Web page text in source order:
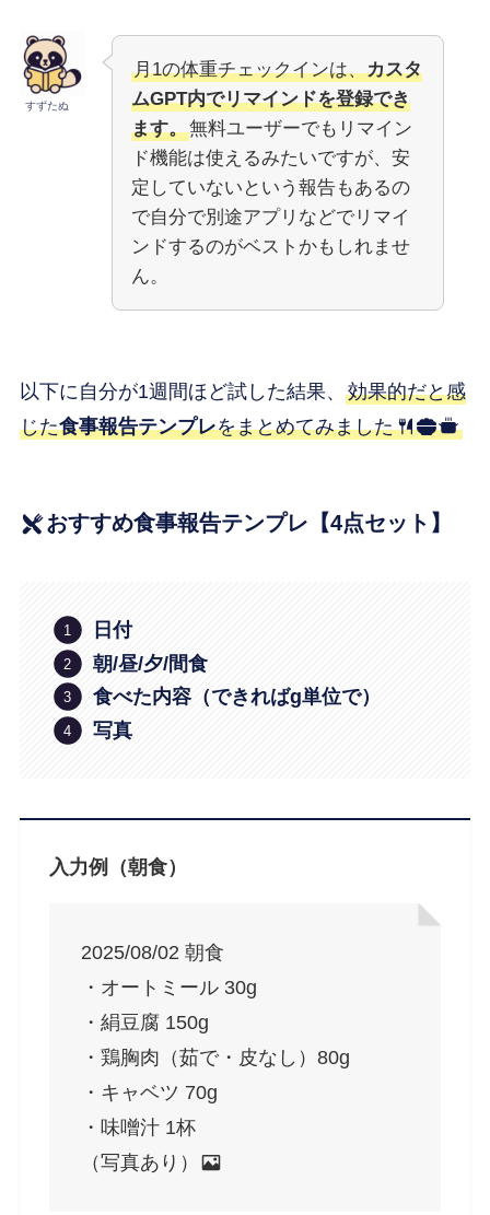
すずたぬ
月1の体重チェックインは、カスタ
ムGPT内でリマインドを登録でき
ます。無料ユーザーでもリマイン
ド機能は使えるみたいですが、安
定していないという報告もあるの
で自分で別途アプリなどでリマイ
ンドするのがベストかもしれませ
ん。
以下に自分が1週間ほど試した結果、 効果的だと感
じた食事報告テンプレをまとめてみました
おすすめ食事報告テンプレ【4点セット】
日付
朝/昼/夕/間食
食べた内容（できればg単位で）
写真
入力例（朝食）
2025/08/02 朝食
・オートミール 30g
・絹豆腐 150g
・鶏胸肉（茹で・皮なし）80g
・キャベツ 70g
・味噌汁 1杯
（写真あり）